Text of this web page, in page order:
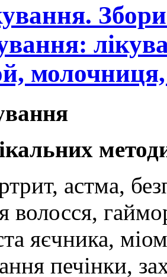
молочниця,
астма,
волосся,
яєчника,
печінки,